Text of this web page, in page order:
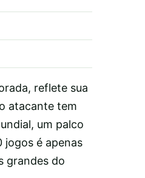
reflete sua
atacante tem
um palco
jogos é apenas
grandes do